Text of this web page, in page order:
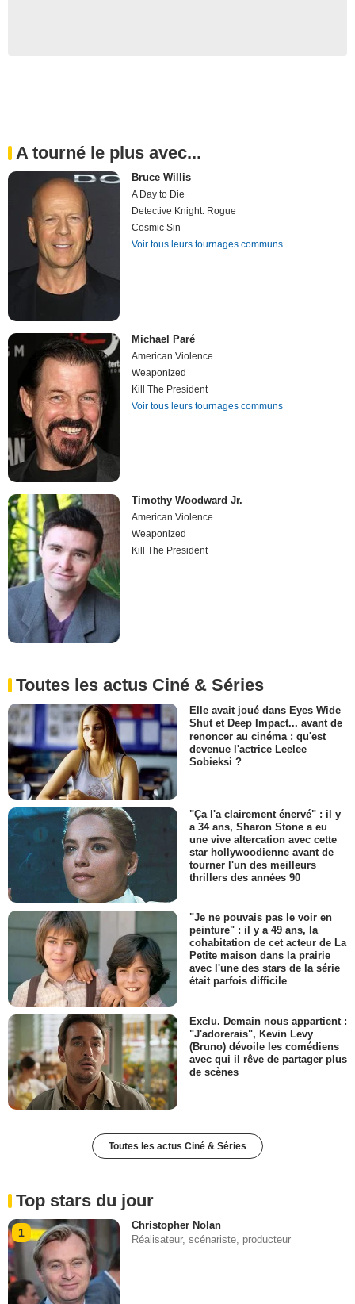
A tourné le plus avec...
Bruce Willis
A Day to Die
Detective Knight: Rogue
Cosmic Sin
Voir tous leurs tournages communs
Michael Paré
American Violence
Weaponized
Kill The President
Voir tous leurs tournages communs
Timothy Woodward Jr.
American Violence
Weaponized
Kill The President
Toutes les actus Ciné & Séries
Elle avait joué dans Eyes Wide
Shut et Deep Impact... avant de
renoncer au cinéma : qu'est
devenue l'actrice Leelee
Sobieksi ?
"Ça l'a clairement énervé" : il y
a 34 ans, Sharon Stone a eu
une vive altercation avec cette
star hollywoodienne avant de
tourner l'un des meilleurs
thrillers des années 90
"Je ne pouvais pas le voir en
peinture" : il y a 49 ans, la
cohabitation de cet acteur de La
Petite maison dans la prairie
avec l'une des stars de la série
était parfois difficile
Exclu. Demain nous appartient :
"J'adorerais", Kevin Levy
(Bruno) dévoile les comédiens
avec qui il rêve de partager plus
de scènes
Toutes les actus Ciné & Séries
Top stars du jour
1
Christopher Nolan
Réalisateur, scénariste, producteur